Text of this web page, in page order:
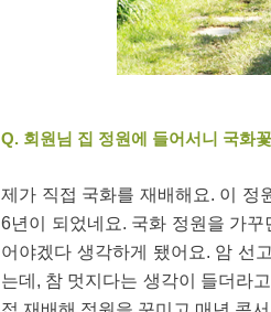
Q. 회원님 집 정원에 들어서니 국화
제가 직접 국화를 재배해요. 이 정
6년이 되었네요. 국화 정원을 가꾸
어야겠다 생각하게 됐어요. 암 선
는데, 참 멋지다는 생각이 들더라